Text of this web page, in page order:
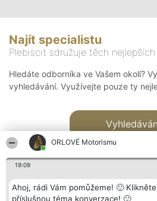
ORLOVÉ Motorismu
19:09
Ahoj, rádi Vám pomůžeme! 🙂
příslušnou téma konverzace! 🙂
Najít specialistu
Plebiscit sdružuje těch
Hledáte odborníka ve Vašem okolí?
vyhledávání. Využívejte pouze ty